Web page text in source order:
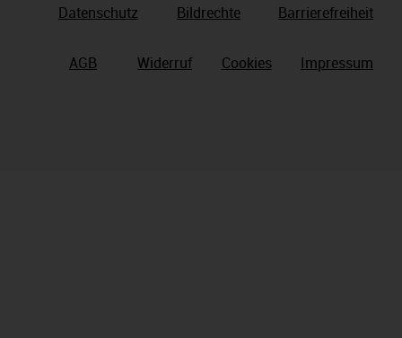
Datenschutz Bildrechte Barrierefreiheit
AGB Widerruf Cookies Impressum